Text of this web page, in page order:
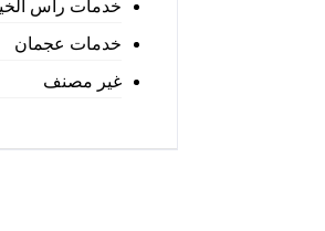
خدمات راس
خدمات عجمان
غير مصنف